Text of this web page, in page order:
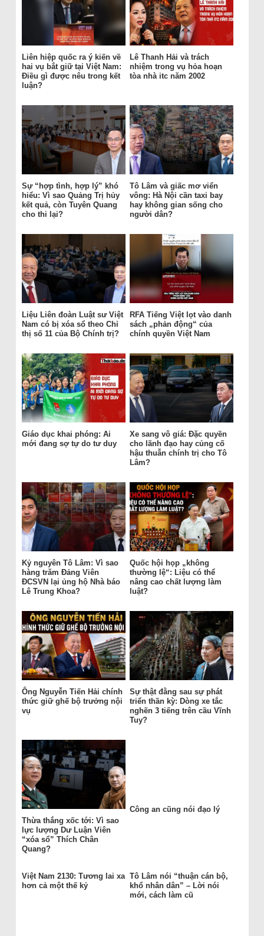
Liên hiệp quốc ra ý kiến về
hai vụ bắt giữ tại Việt Nam:
Điều gì được nêu trong kết
luận?
Lê Thanh Hải và trách
nhiệm trong vụ hỏa hoạn
tòa nhà itc năm 2002
Sự “hợp tình, hợp lý” khó
hiểu: Vì sao Quảng Trị hủy
kết quả, còn Tuyên Quang
cho thi lại?
Tô Lâm và giấc mơ viển
vông: Hà Nội cần taxi bay
hay không gian sống cho
người dân?
Liệu Liên đoàn Luật sư Việt
Nam có bị xóa sổ theo Chỉ
thị số 11 của Bộ Chính trị?
RFA Tiếng Việt lọt vào danh
sách „phản động“ của
chính quyền Việt Nam
Giáo dục khai phóng: Ai
mới đang sợ tự do tư duy
Xe sang vô giá: Đặc quyền
cho lãnh đạo hay củng cố
hậu thuẫn chính trị cho Tô
Lâm?
Kỷ nguyên Tô Lâm: Vì sao
hàng trăm Đảng Viên
ĐCSVN lại ủng hộ Nhà báo
Lê Trung Khoa?
Quốc hội họp „không
thường lệ“: Liệu có thể
nâng cao chất lượng làm
luật?
Ông Nguyễn Tiến Hải chính
thức giữ ghế bộ trưởng nội
vụ
Sự thật đằng sau sự phát
triển thần kỳ: Dòng xe tắc
nghẽn 3 tiếng trên cầu Vĩnh
Tuy?
Thừa thắng xốc tới: Vì sao
lực lượng Dư Luận Viên
“xóa sổ” Thích Chân
Quang?
Công an cũng nói đạo lý
Việt Nam 2130: Tương lai xa
hơn cả một thế kỷ
Tô Lâm nói “thuận cán bộ,
khổ nhân dân” – Lời nói
mới, cách làm cũ